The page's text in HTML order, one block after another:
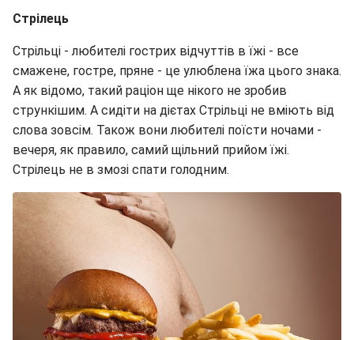
Стрілець
Стрільці - любителі гострих відчуттів в їжі - все
смажене, гостре, пряне - це улюблена їжа цього знака.
А як відомо, такий раціон ще нікого не зробив
стрункішим. А сидіти на дієтах Стрільці не вміють від
слова зовсім. Також вони любителі поїсти ночами -
вечеря, як правило, самий щільний прийом їжі.
Стрілець не в змозі спати голодним.